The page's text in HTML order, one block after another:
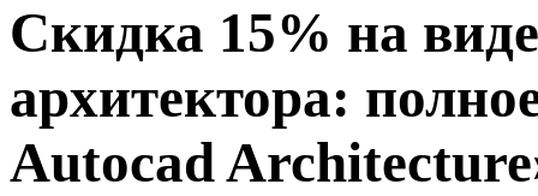
Скидка 15% на
архитектора:
Autocad